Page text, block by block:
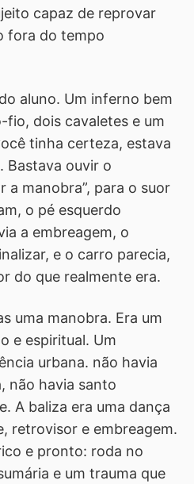
capaz de reprovar
fora do tempo
aluno. Um inferno bem
dois cavaletes e um
tinha certeza, estava
Bastava ouvir o
a manobra”, para o suor
o pé esquerdo
a embreagem, o
e o carro parecia,
do que realmente era.
uma manobra. Era um
e espiritual. Um
urbana. não havia
não havia santo
A baliza era uma dança
retrovisor e embreagem.
e pronto: roda no
e um trauma que